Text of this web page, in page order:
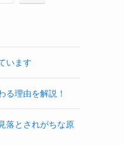
います
る理由を解説！
落とされがちな原